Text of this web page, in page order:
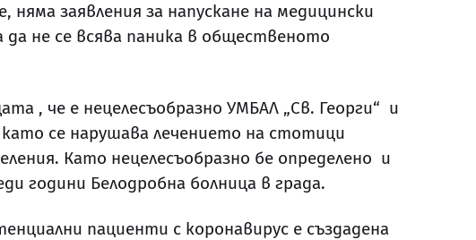
заявления за напускане на медицински
да не се всява паника в общественото
, че е нецелесъобразно УМБАЛ „Св. Георги“ и
се нарушава лечението на стотици
Като нецелесъобразно бе определено и
години Белодробна болница в града.
пациенти с коронавирус е създадена